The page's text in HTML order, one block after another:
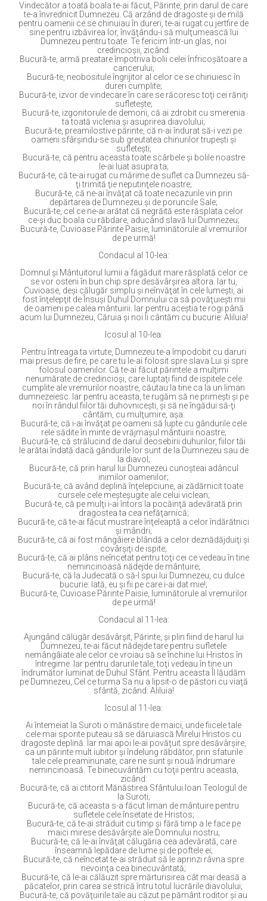
Vindecător a toată boala te-ai făcut, Părinte, prin darul de care
te-a învrednicit Dumnezeu. Că arzând de dragoste şi de milă
pentru oamenii ce se chinuiau în dureri, te-ai rugat cu jertfire de
sine pentru izbăvirea lor, învăţându-i să mulţumească lui
Dumnezeu pentru toate. Te fericim într-un glas, noi
credincioşii, zicând:
Bucură-te, armă preatare împotriva bolii celei înfricoşătoare a
cancerului;
Bucură-te, neobositule îngrijitor al celor ce se chinuiesc în
dureri cumplite;
Bucură-te, izvor de vindecare în care se răcoresc toţi cei răniţi
sufleteşte;
Bucură-te, izgonitorule de demoni, că ai zdrobit cu smerenia
ta toată viclenia şi asuprirea diavolului;
Bucură-te, preamilostive părinte, că n-ai îndurat să-i vezi pe
oameni sfârşindu-se sub greutatea chinurilor trupeşti şi
sufleteşti;
Bucură-te, că pentru aceasta toate scârbele şi bolile noastre
le-ai luat asupra ta;
Bucură-te, că te-ai rugat cu mărime de suflet ca Dumnezeu să-
ţi trimită ţie neputinţele noastre;
Bucură-te, că ne-ai învăţat că toate necazurile vin prin
depărtarea de Dumnezeu şi de poruncile Sale;
Bucură-te, cel ce ne-ai arătat că negrăită este răsplata celor
ce-şi duc boala cu răbdare, aducând slavă lui Dumnezeu;
Bucură-te, Cuvioase Părinte Paisie, luminătorule al vremurilor
de pe urmă!
Condacul al 10-lea:
Domnul şi Mântuitorul lumii a făgăduit mare răsplată celor ce
se vor osteni în bun chip spre desăvârşirea altora. Iar tu,
Cuvioase, deşi călugăr simplu şi neînvăţat în cele lumeşti, ai
fost înţelepţit de Însuşi Duhul Domnului ca să povăţuieşti mii
de oameni pe calea mântuirii. Iar pentru aceştia te rogi până
acum lui Dumnezeu, Căruia şi noi Îi cântăm cu bucurie: Aliluia!
Icosul al 10-lea:
Pentru întreaga ta virtute, Dumnezeu te-a împodobit cu daruri
mai presus de fire, pe care tu le-ai folosit spre slava Lui şi spre
folosul oamenilor. Că te-ai făcut părintele a mulţimi
nenumărate de credincioşi, care luptaţi fiind de ispitele cele
cumplite ale vremurilor noastre, căutau la tine ca la un liman
dumnezeiesc. Iar pentru aceasta, te rugăm să ne primeşti şi pe
noi în rândul fiilor tăi duhovniceşti, şi să ne îngădui să-ţi
cântăm, cu mulţumire, aşa:
Bucură-te, că i-ai învăţat pe oameni să lupte cu gândurile cele
rele sădite în minte de vrăjmaşul mântuirii noastre;
Bucură-te, că strălucind de darul deosebirii duhurilor, fiilor tăi
le arătai îndată dacă gândurile lor sunt de la Dumnezeu sau de
la diavol;
Bucură-te, că prin harul lui Dumnezeu cunoşteai adâncul
inimilor oamenilor;
Bucură-te, că având deplină înţelepciune, ai zădărnicit toate
cursele cele meşteşugite ale celui viclean;
Bucură-te, că pe mulţi i-ai întors la pocăinţă adevărată prin
dragostea ta cea nefăţarnică;
Bucură-te, că te-ai făcut mustrare înţeleaptă a celor îndărătnici
şi mândri;
Bucură-te, că ai fost mângâiere blândă a celor deznădăjduiţi şi
covârşiţi de ispite;
Bucură-te, că ai plâns neîncetat pentru toţi cei ce vedeau în tine
nemincinoasă nădejde de mântuire;
Bucură-te, că la Judecată o să-I spui lui Dumnezeu, cu dulce
bucurie: Iată, eu şi fii pe care i-ai dat mie!;
Bucură-te, Cuvioase Părinte Paisie, luminătorule al vremurilor
de pe urmă!
Condacul al 11-lea:
Ajungând călugăr desăvârşit, Părinte, şi plin fiind de harul lui
Dumnezeu, te-ai făcut nădejde tare pentru sufletele
nemângâiate ale celor ce vroiau să se închine lui Hristos în
întregime. Iar pentru darurile tale, toţi vedeau în tine un
îndrumător luminat de Duhul Sfânt. Pentru aceasta Îl lăudăm
pe Dumnezeu, Cel ce turma Sa nu a lipsit-o de păstori cu viaţă
sfântă, zicând: Aliluia!
Icosul al 11-lea:
Ai întemeiat la Suroti o mănăstire de maici, unde fiicele tale
cele mai sporite puteau să se dăruiască Mirelui Hristos cu
dragoste deplină. Iar mai apoi le-ai povăţuit spre desăvârşire,
ca un părinte mult iubitor şi îndelung răbdător, prin sfaturile
tale cele preaminunate, care ne sunt şi nouă îndrumare
nemincinoasă. Te binecuvântăm cu toţii pentru aceasta,
zicând:
Bucură-te, că ai ctitorit Mănăstirea Sfântului Ioan Teologul de
la Suroti;
Bucură-te, că aceasta s-a făcut liman de mântuire pentru
sufletele cele însetate de Hristos;
Bucură-te, că te-ai străduit cu timp şi fără timp a le face pe
maici mirese desăvârşite ale Domnului nostru;
Bucură-te, că le-ai învăţat călugăria cea adevărată, care
înseamnă lepădare de lume şi de poftele ei;
Bucură-te, că neîncetat te-ai străduit să le aprinzi râvna spre
nevoinţa cea binecuvântată;
Bucură-te, că le-ai călăuzit spre mărturisirea cât mai deasă a
păcatelor, prin carea se strică întru totul lucrările diavolului;
Bucură-te, că povăţuirile tale au căzut pe pământ roditor şi au